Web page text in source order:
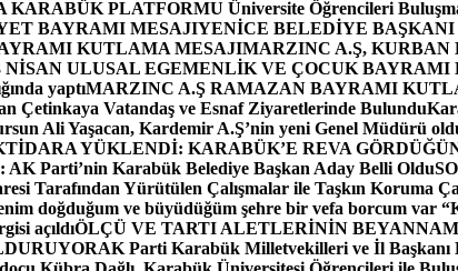
KARABÜK PLATFORMU Üniversite Öğrencileri
BAYRAMI MESAJIYENİCE BELEDİYE
KUTLAMA MESAJIMARZINC A.Ş,
NİSAN ULUSAL EGEMENLİK VE ÇOCUK
yaptıMARZINC A.Ş RAMAZAN BAYRAMI
Çetinkaya Vatandaş ve Esnaf Ziyaretlerinde Bulundu
Ali Yaşacan, Kardemir A.Ş’nin yeni Genel Müdürü
YÜKLENDİ: KARABÜK’E REVA
Parti’nin Karabük Belediye Başkan Aday Belli Oldu
Tarafından Yürütülen Çalışmalar ile Taşkın Koruma
doğduğum ve büyüdüğüm şehre bir vefa borcum var “
açıldıÖLÇÜ VE TARTI ALETLERİNİN
AK Parti Karabük Milletvekilleri ve İl Başkanı